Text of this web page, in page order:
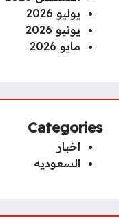
يوليو 2026
يونيو 2026
مايو 2026
Categories
اخبار
السعوديه